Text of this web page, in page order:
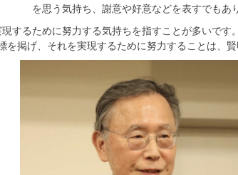
を思う気持ち、謝意や好意などを表すでもあ
するために努力する気持ちを指すことが多いで
を掲げ、それを実現するために努力することは、賢